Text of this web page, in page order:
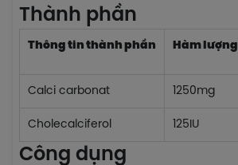
Thành phần
Thông tin thành phần Hàm lượng
Calci carbonat 1250mg
Cholecalciferol 125IU
Công dụng